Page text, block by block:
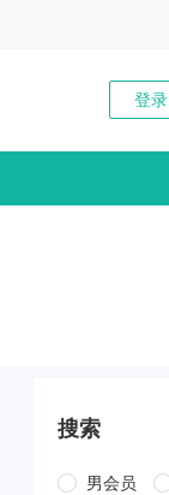
登录
搜索
男会员